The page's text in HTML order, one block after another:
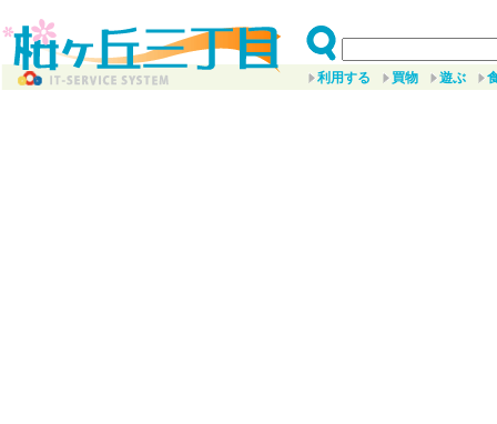
利用する 買物 遊ぶ